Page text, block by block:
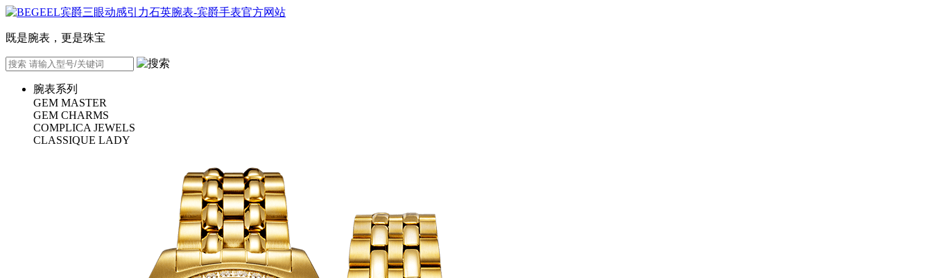
既是腕表，更是珠宝
腕表系列
GEM MASTER
GEM CHARMS
COMPLICA JEWELS
CLASSIQUE LADY